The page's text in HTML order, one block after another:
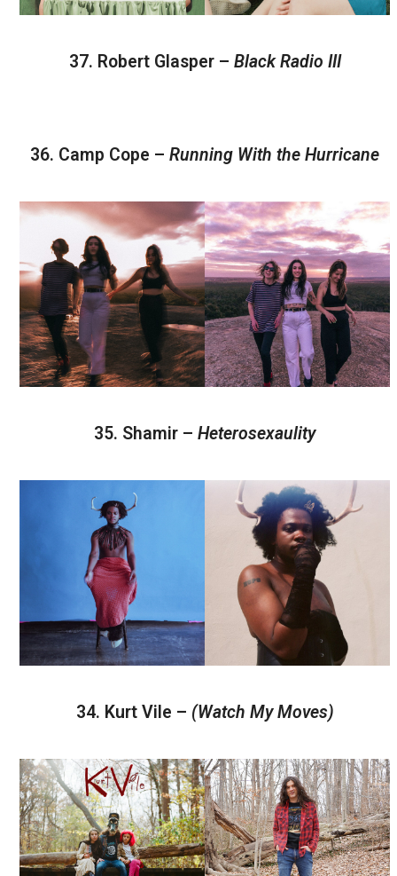
37. Robert Glasper – Black Radio III
36. Camp Cope – Running With the Hurricane
35. Shamir –Heterosexaulity
34. Kurt Vile – (Watch My Moves)